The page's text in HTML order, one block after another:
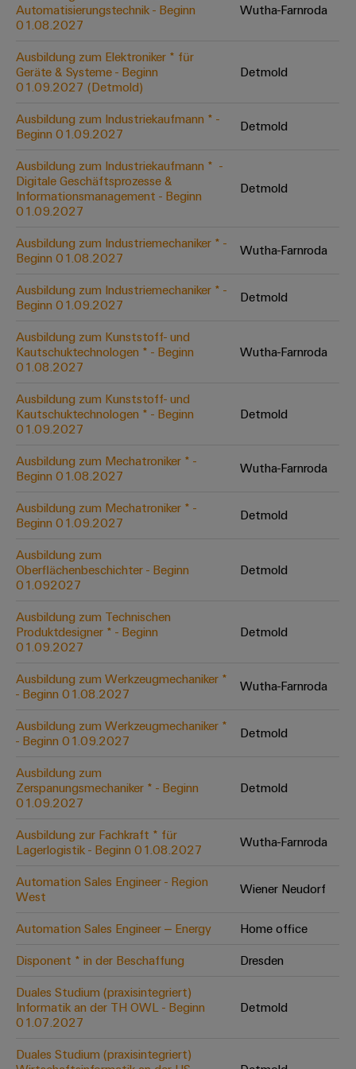
Verbindungslösungen
für
Konventionelle
Energieerzeugung
Zukunftssicherheit
für
bewährte
Maschinenbau
Lösungen
für
verschiedene
Segmente
der
und
Fabrikautomation
Öl
&
Sicherer
Betrieb
mit
Lösungen
für
Prozessindustrie
Mehr
Ressourceneffizienz
durch
Schaltschrankbau
Lösungen
die
Herausforderungen
Schaltschrankbau
Moderne
und
digitale
für
klimafreundliche
im
Schiffbau
Verbindungslösungen
die
maritime
Industrie
Wasseraufbereitung
Systeme
Lösungen
Dezentrale
Automatisierung
Lösungen
IIoT
&
Automation
Software
Industrial
Industrial
Automation
Industrial
IoT
Industrial
Security
Industrial
Service
Platform
easyConnect
Regler
Gerätehersteller
Leiterplattensteckverbinder
&
PCB
Services
Equipment
(OEM)
Elektronikgehäuse
Blitz-
und
Überspannungsschutz
PV
Feldbusverteiler
Automatisierung
&
Software
I/O-
Systeme
Industrial
Ethernet
Touch-
Panels
Engineering-
Visualisierungstools
Energiemessung
und
Smart
Metering
Weidmüller
AI
Access
&
Services
Industrial
Platform
easyConnect
Werkstatt
&
Technischer
Support
Umweltbezogene
Produktkonformität
Engineering
Daten
Technische
Produktkataloge
Reparatur
und
Ersatzteile
Trainings
Webinare
PSIRT
Digitale
Bestellmöglichkeiten
eShop
OCI-
EDI-
Schnittstelle
ALLE
SERVICES
Pressekontakt
Unsere
IIoT
and
Partner
Netzwerk
IIoT
Automation
Solution
finden
Solution
Partner
-
Systemintegratoren
Messen
&
Globale
Messen
&
Events
Offene
Ausbildungs-
und
Studienplätze
Aktuelle
Termine
Workshops
für
Schulklassen
Stellenbörse
Entwicklung
Karriere auf
neues
Distribution
Automatisierungstechnik - Beginn
01.08.2027
Wutha-Farnroda
Ausbildung zum Elektroniker * für
Geräte & Systeme - Beginn
01.09.2027 (Detmold)
Detmold
Ausbildung zum Industriekaufmann * -
Beginn 01.09.2027
Detmold
Ausbildung zum Industriekaufmann * ​ -
Digitale Geschäftsprozesse &
Informationsmanagement - Beginn
01.09.2027
Detmold
Ausbildung zum Industriemechaniker * -
Beginn 01.08.2027
Wutha-Farnroda
Ausbildung zum Industriemechaniker * -
Beginn 01.09.2027
Detmold
Ausbildung zum Kunststoff- und
Kautschuktechnologen * - Beginn
01.08.2027
Wutha-Farnroda
Ausbildung zum Kunststoff- und
Kautschuktechnologen * - Beginn
01.09.2027
Detmold
Ausbildung zum Mechatroniker * -
Beginn 01.08.2027
Wutha-Farnroda
Ausbildung zum Mechatroniker * -
Beginn 01.09.2027
Detmold
Ausbildung zum
Oberflächenbeschichter - Beginn
01.092027
Detmold
Ausbildung zum Technischen
Produktdesigner * - Beginn
01.09.2027
Detmold
Ausbildung zum Werkzeugmechaniker *
- Beginn 01.08.2027
Wutha-Farnroda
Ausbildung zum Werkzeugmechaniker *
- Beginn 01.09.2027
Detmold
Ausbildung zum
Zerspanungsmechaniker * - Beginn
01.09.2027
Detmold
Ausbildung zur Fachkraft * für
Lagerlogistik - Beginn 01.08.2027
Wutha-Farnroda
Automation Sales Engineer - Region
West
Wiener Neudorf
Automation Sales Engineer – Energy
Home office
Disponent * in der Beschaffung
Dresden
Duales Studium (praxisintegriert)
Informatik an der TH OWL - Beginn
01.07.2027
Detmold
Duales Studium (praxisintegriert)